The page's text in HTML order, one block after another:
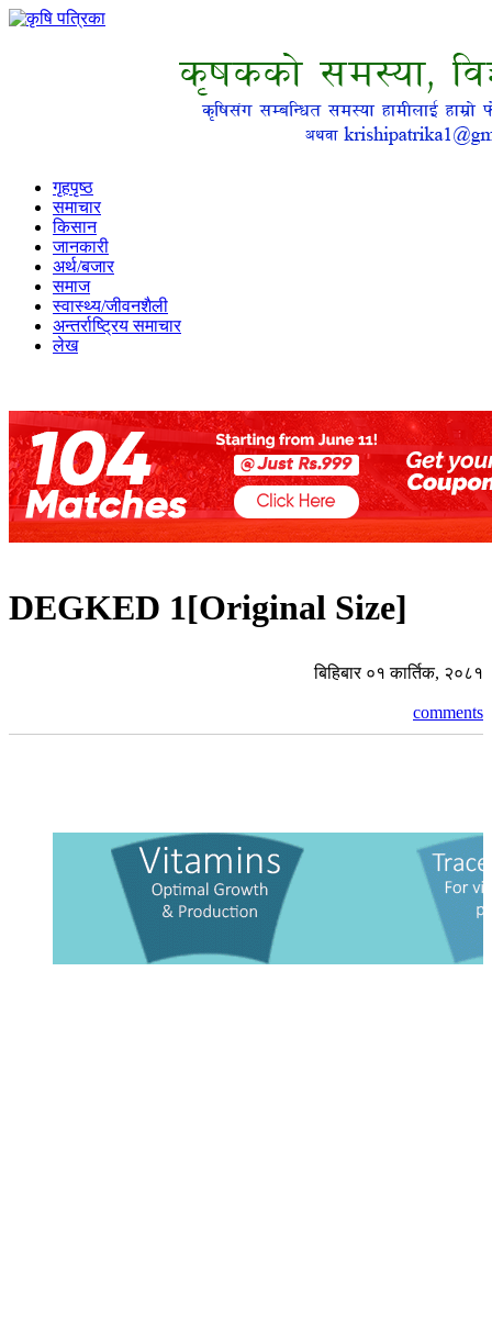
गृहपृष्ठ
समाचार
किसान
जानकारी
अर्थ/बजार
समाज
स्वास्थ्य/जीवनशैली
अन्तर्राष्ट्रिय समाचार
लेख
DEGKED 1[Original Size]
बिहिबार ०१ कार्तिक, २०८१
comments